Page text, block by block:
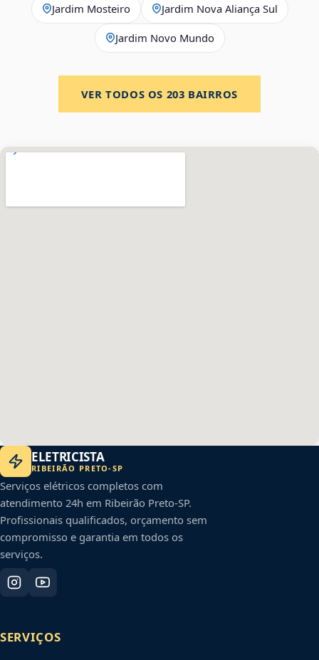
Jardim Mosteiro Jardim Nova Aliança Sul
Jardim Novo Mundo
VER TODOS OS 203 BAIRROS
ELETRICISTA
RIBEIRÃO PRETO-SP
Serviços elétricos completos com
atendimento 24h em Ribeirão Preto-SP.
Profissionais qualificados, orçamento sem
compromisso e garantia em todos os
serviços.
SERVIÇOS